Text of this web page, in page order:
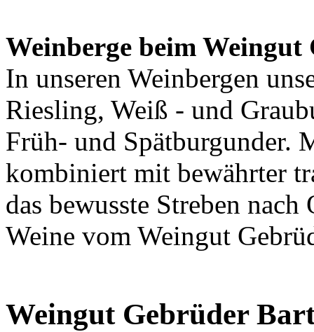
Weinberge beim
In unseren Weinbergen
Riesling, Weiß - und
Früh- und Spätburgunder.
kombiniert mit bewährter
das bewusste Streben
Weine vom Weingut
Weingut Gebrüder